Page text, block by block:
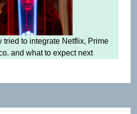
tried to integrate Netflix, Prime
and what to expect next